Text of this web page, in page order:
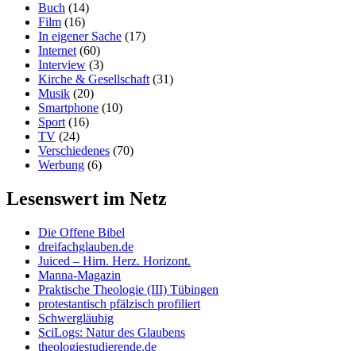
Buch (14)
Film (16)
In eigener Sache (17)
Internet (60)
Interview (3)
Kirche & Gesellschaft (31)
Musik (20)
Smartphone (10)
Sport (16)
TV (24)
Verschiedenes (70)
Werbung (6)
Lesenswert im Netz
Die Offene Bibel
dreifachglauben.de
Juiced – Hirn. Herz. Horizont.
Manna-Magazin
Praktische Theologie (III) Tübingen
protestantisch pfälzisch profiliert
Schwergläubig
SciLogs: Natur des Glaubens
theologiestudierende.de